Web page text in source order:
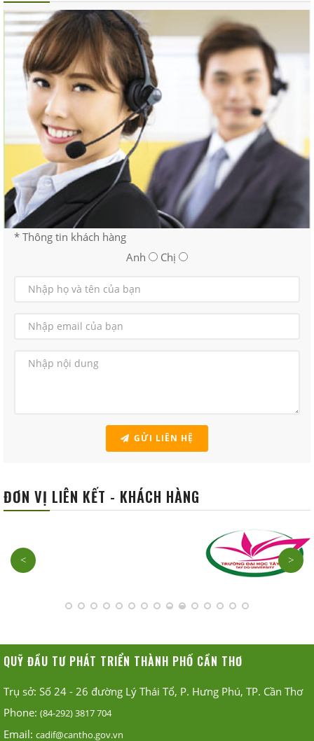
* Thông tin khách hàng
Anh
Chị
GỬI LIÊN HỆ
ĐƠN VỊ LIÊN KẾT - KHÁCH HÀNG
< >
QUỸ ĐẦU TƯ PHÁT TRIỂN THÀNH PHỐ CẦN THƠ
Trụ sở: Số 24 - 26 đường Lý Thái Tổ, P. Hưng Phú, TP. Cần Thơ
Phone: (84-292) 3817 704
Email: cadif@cantho.gov.vn